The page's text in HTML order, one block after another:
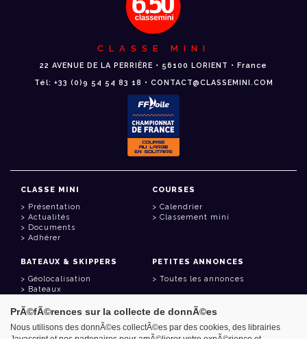
CLASSE MINI
22 AVENUE DE LA PERRIÈRE • 56100 LORIENT • France
Tél: +33 (0)9 54 54 83 18 • CONTACT@CLASSEMINI.COM
CLASSE MINI
Présentation
Actualités
Documents
Adhérer
COURSES
Calendrier
Classement mini
BATEAUX & SKIPPERS
Géolocalisation
Bateaux
PETITES ANNONCES
Toutes les annonces
LIENS UTILES
PrÃ©fÃ©rences sur la collecte de donnÃ©es
Nous utilisons des donnÃ©es collectÃ©es par des cookies, des librairies